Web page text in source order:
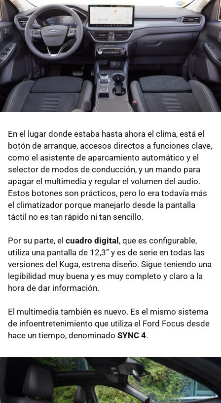
En el lugar donde estaba hasta ahora el clima, está el
botón de arranque, accesos directos a funciones clave,
como el asistente de aparcamiento automático y el
selector de modos de conducción, y un mando para
apagar el multimedia y regular el volumen del audio.
Estos botones son prácticos, pero lo era todavía más
el climatizador porque manejarlo desde la pantalla
táctil no es tan rápido ni tan sencillo.
Por su parte, el cuadro digital, que es configurable,
utiliza una pantalla de 12,3” y es de serie en todas las
versiones del Kuga, estrena diseño. Sigue teniendo una
legibilidad muy buena y es muy completo y claro a la
hora de dar información.
El multimedia también es nuevo. Es el mismo sistema
de infoentretenimiento que utiliza el Ford Focus desde
hace un tiempo, denominado SYNC 4.